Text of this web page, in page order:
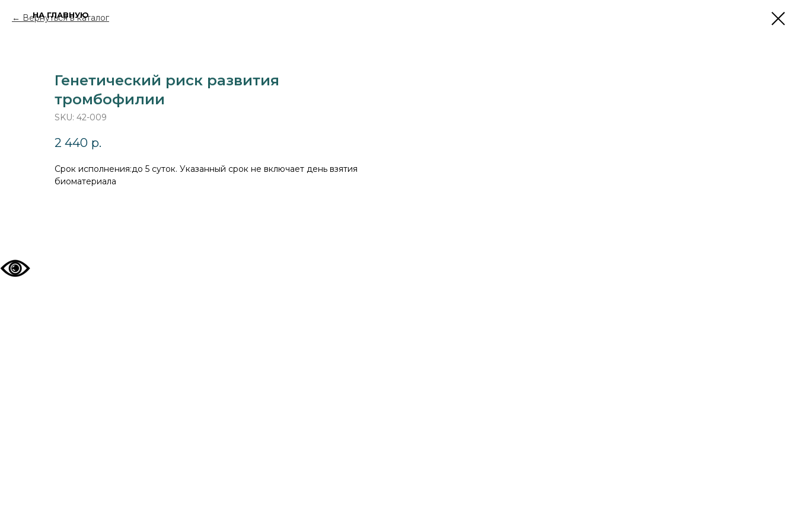
Вернуться в каталог
Генетический риск развития
тромбофилии
SKU: 42-009
2 440 р.
Cрок исполнения:до 5 суток. Указанный срок не включает день взятия
биоматериала
НА ГЛАВНУЮ